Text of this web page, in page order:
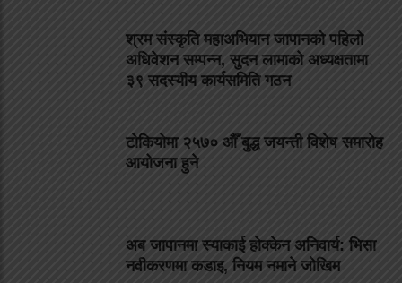
श्रम संस्कृति महाअभियान जापानको पहिलो
अधिवेशन सम्पन्न, सुदन लामाको अध्यक्षतामा
३९ सदस्यीय कार्यसमिति गठन
टोकियोमा २५७० औँ बुद्ध जयन्ती विशेष समारोह
आयोजना हुने
अब जापानमा स्याकाई होक्केन अनिवार्य: भिसा
नवीकरणमा कडाइ, नियम नमाने जोखिम